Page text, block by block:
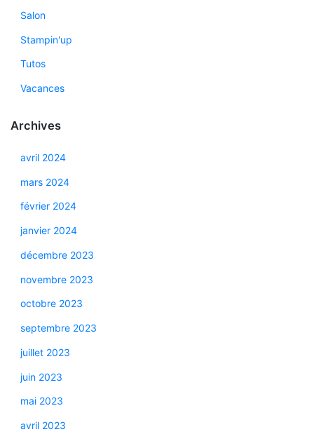
Salon
Stampin'up
Tutos
Vacances
Archives
avril 2024
mars 2024
février 2024
janvier 2024
décembre 2023
novembre 2023
octobre 2023
septembre 2023
juillet 2023
juin 2023
mai 2023
avril 2023